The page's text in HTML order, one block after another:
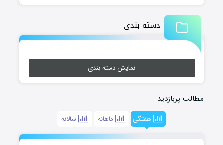
دسته بندی
نمایش دسته بندی
مطالب پربازدید
هفتگی ماهانه سالانه